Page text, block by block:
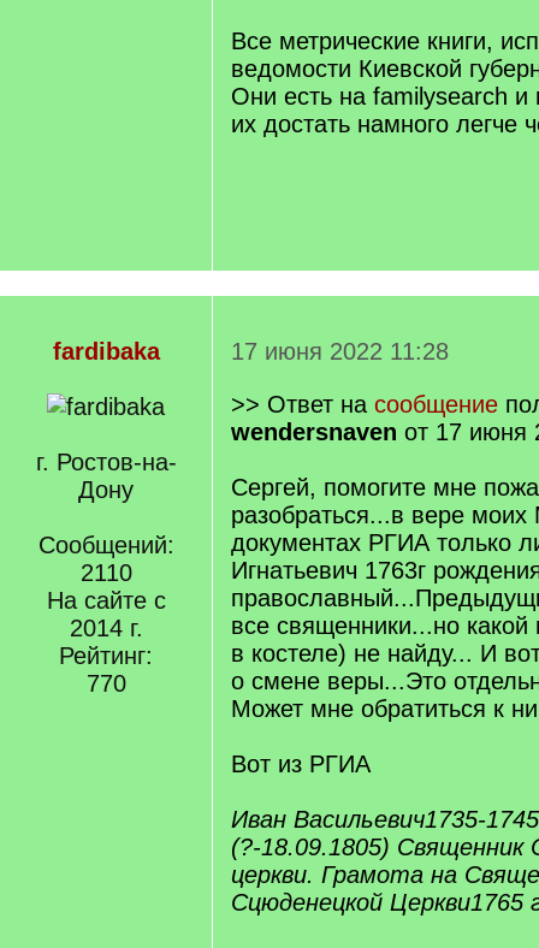
Все метрические книги,
ведомости Киевской
Они есть на familysearch и
их достать намного легче
fardibaka
г. Ростов-на-
Дону
Сообщений:
2110
На сайте с
2014 г.
Рейтинг:
770
17 июня 2022 11:28
>> Ответ на сообщение
wendersnaven от 17 июня
Сергей, помогите мне
разобраться...в вере
документах РГИА только
Игнатьевич 1763г
все священники...но
в костеле) не найду... И
о смене веры...Это
Может мне обратиться к
Вот из РГИА
Иван Васильевич1735-
(?-18.09.1805) Священник
церкви. Грамота на
Сцюденецкой Церкви1765